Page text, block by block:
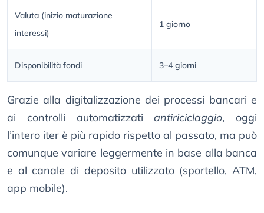
Valuta (inizio maturazione
interessi)
1 giorno
Disponibilità fondi 3–4 giorni
Grazie alla digitalizzazione dei processi bancari e
ai controlli automatizzatiantiriciclaggio, oggi
l’intero iter è più rapido rispetto al passato, ma può
comunque variare leggermente in base alla banca
e al canale di deposito utilizzato (sportello, ATM,
app mobile).